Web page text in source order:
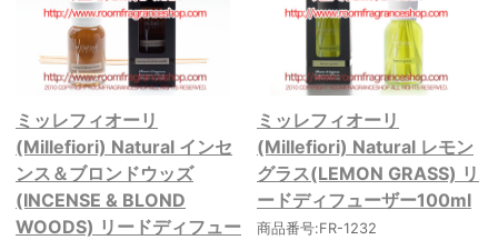
ミッレフィオーリ
(Millefiori) Natural インセ
ンス＆ブロンドウッズ
(INCENSE & BLOND
WOODS) リードディフュー
ミッレフィオーリ
(Millefiori) Natural レモン
グラス(LEMON GRASS) リ
ードディフューザー100ml
商品番号:FR-1232